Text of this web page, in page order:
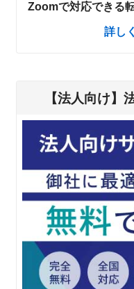
Zoomで対応できる
詳し
【法人向け】